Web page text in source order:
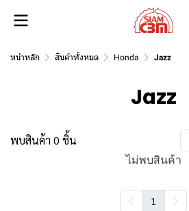
หน้าหลัก สินค้าทั้งหมด Honda Jazz
Jazz
พบสินค้า 0 ชิ้น
ไม่พบสินค้า
1